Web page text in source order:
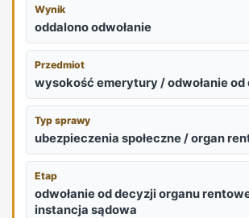
Wynik
oddalono odwołanie
Przedmiot
wysokość emerytury / odwołanie od
Typ sprawy
ubezpieczenia społeczne / organ
Etap
odwołanie od decyzji organu
instancja sądowa